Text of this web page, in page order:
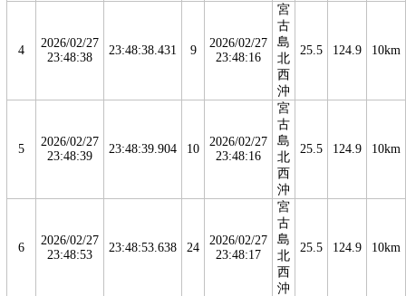
4
2026/02/27
23:48:38
23:48:38.431 9
2026/02/27
23:48:16
宮
古
島
北
西
沖
25.5 124.9 10km
5
2026/02/27
23:48:39
23:48:39.904 10
2026/02/27
23:48:16
宮
古
島
北
西
沖
25.5 124.9 10km
6
2026/02/27
23:48:53
23:48:53.638 24
2026/02/27
23:48:17
宮
古
島
北
西
沖
25.5 124.9 10km